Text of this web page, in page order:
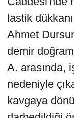
lastik
Ahmet
demir
A. arasında,
nedeniyle
kavgaya